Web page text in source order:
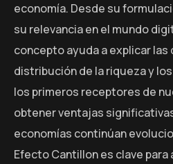
economía. Desde su
su relevancia en el mundo
concepto ayuda a explicar las
distribución de la riqueza y los
los primeros receptores de
obtener ventajas
economías continúan
Efecto Cantillon es clave para